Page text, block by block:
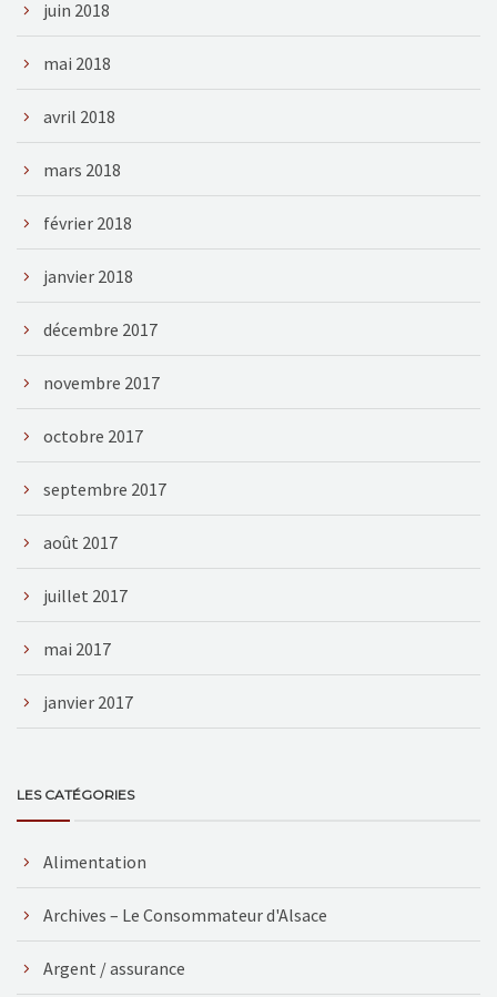
juin 2018
mai 2018
avril 2018
mars 2018
février 2018
janvier 2018
décembre 2017
novembre 2017
octobre 2017
septembre 2017
août 2017
juillet 2017
mai 2017
janvier 2017
LES CATÉGORIES
Alimentation
Archives – Le Consommateur d'Alsace
Argent / assurance